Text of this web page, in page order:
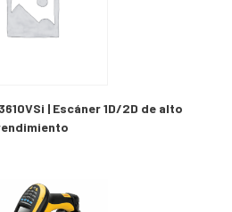
| Escáner 1D/2D de alto